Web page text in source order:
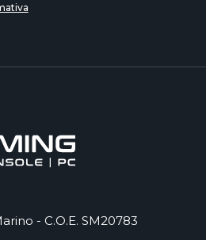
- C.O.E. SM20783